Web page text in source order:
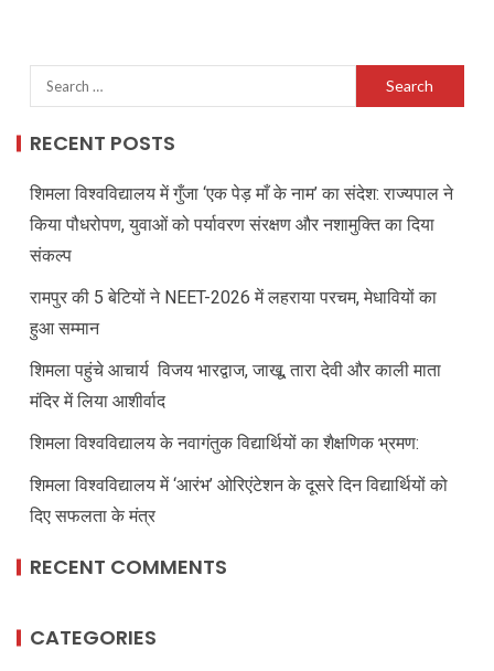
RECENT POSTS
शिमला विश्वविद्यालय में गुँजा ‘एक पेड़ माँ के नाम’ का संदेश: राज्यपाल ने
किया पौधरोपण, युवाओं को पर्यावरण संरक्षण और नशामुक्ति का दिया
संकल्प
रामपुर की 5 बेटियों ने NEET-2026 में लहराया परचम, मेधावियों का
हुआ सम्मान
शिमला पहुंचे आचार्य विजय भारद्वाज, जाखू, तारा देवी और काली माता
मंदिर में लिया आशीर्वाद
शिमला विश्वविद्यालय के नवागंतुक विद्यार्थियों का शैक्षणिक भ्रमण:
शिमला विश्वविद्यालय में ‘आरंभ’ ओरिएंटेशन के दूसरे दिन विद्यार्थियों को
दिए सफलता के मंत्र
RECENT COMMENTS
CATEGORIES